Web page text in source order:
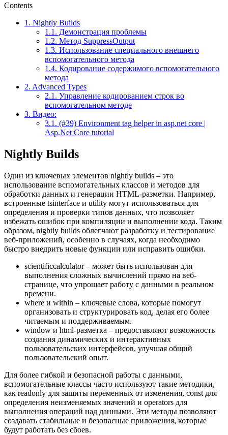
Contents
1. Nightly Builds
1.1. Демонстрация проблемы
1.2. Метод SuppressOutput
1.3. Использование специального внешнего
вспомогательного метода
1.4. Кодирование содержимого вспомогательного
метода
2. Advanced Types
2.1. Управление кодированием строк во
вспомогательном методе
3. Видео:
3.1. (#39) Environment tag helper in asp.net core |
Asp.Net Core tutorial
Nightly Builds
Один из ключевых элементов nightly builds – это
использование вспомогательных классов и методов для
обработки данных и генерации HTML-разметки. Например,
встроенные tsinterface и utility могут использоваться для
определения и проверки типов данных, что позволяет
избежать ошибок при компиляции и выполнении кода. Таким
образом, nightly builds облегчают разработку и тестирование
веб-приложений, особенно в случаях, когда необходимо
быстро внедрить новые функции или исправить ошибки.
scientificcalculator – может быть использован для
выполнения сложных вычислений прямо на веб-
странице, что упрощает работу с данными в реальном
времени.
where и within – ключевые слова, которые помогут
организовать и структурировать код, делая его более
читаемым и поддерживаемым.
window и html-разметка – предоставляют возможность
создания динамических и интерактивных
пользовательских интерфейсов, улучшая общий
пользовательский опыт.
Для более гибкой и безопасной работы с данными,
вспомогательные классы часто используют такие методики,
как readonly для защиты переменных от изменения, const для
определения неизменяемых значений и operators для
выполнения операций над данными. Эти методы позволяют
создавать стабильные и безопасные приложения, которые
будут работать без сбоев.